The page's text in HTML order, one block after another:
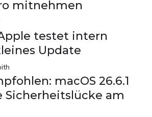
mitnehmen
Apple testet intern
Update
macOS 26.6.1
Sicherheitslücke am